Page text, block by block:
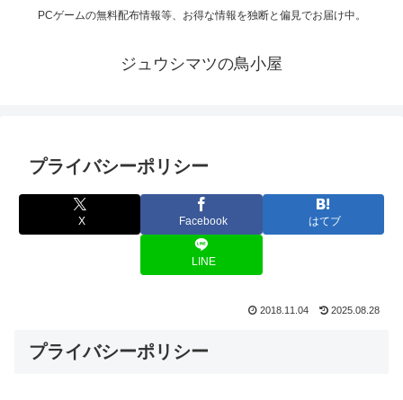
PCゲームの無料配布情報等、お得な情報を独断と偏見でお届け中。
ジュウシマツの鳥小屋
プライバシーポリシー
X Facebook はてブ
LINE
2018.11.04 2025.08.28
プライバシーポリシー